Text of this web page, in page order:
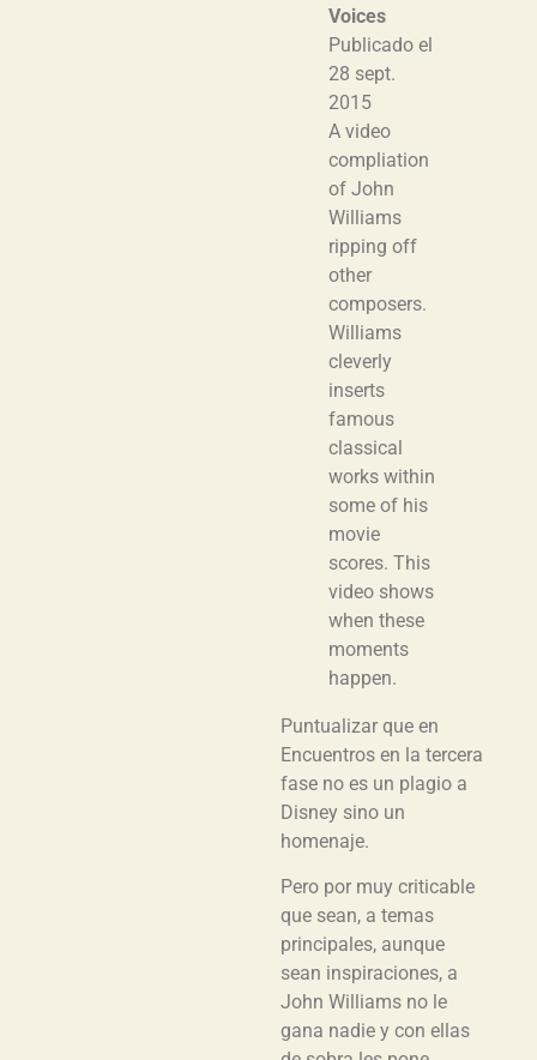
Voices
Publicado el
28 sept.
2015
A video
compliation
of John
Williams
ripping off
other
composers.
Williams
cleverly
inserts
famous
classical
works within
some of his
movie
scores. This
video shows
when these
moments
happen.
Puntualizar que en
Encuentros en la tercera
fase no es un plagio a
Disney sino un
homenaje.
Pero por muy criticable
que sean, a temas
principales, aunque
sean inspiraciones, a
John Williams no le
gana nadie y con ellas